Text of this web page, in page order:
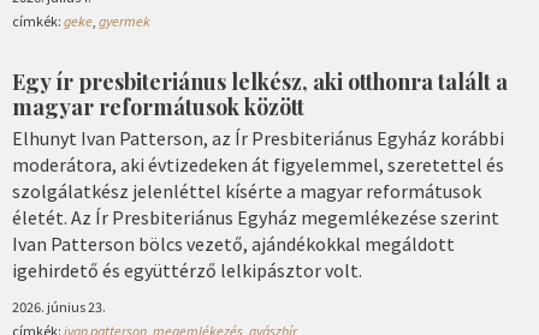
címkék: geke gyermek
Egy ír presbiteriánus lelkész, aki otthonra talált a
magyar reformátusok között
Elhunyt Ivan Patterson, az Ír Presbiteriánus Egyház korábbi
moderátora, aki évtizedeken át figyelemmel, szeretettel és
szolgálatkész jelenléttel kísérte a magyar reformátusok
életét. Az Ír Presbiteriánus Egyház megemlékezése szerint
Ivan Patterson bölcs vezető, ajándékokkal megáldott
igehirdető és együttérző lelkipásztor volt.
2026. június 23.
címkék: ivan patterson, megemlékezés, gyászhír